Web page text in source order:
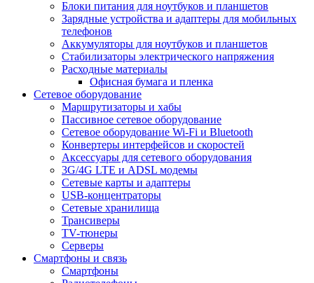
Блоки питания для ноутбуков и планшетов
Зарядные устройства и адаптеры для мобильных
телефонов
Аккумуляторы для ноутбуков и планшетов
Стабилизаторы электрического напряжения
Расходные материалы
Офисная бумага и пленка
Сетевое оборудование
Маршрутизаторы и хабы
Пассивное сетевое оборудование
Сетевое оборудование Wi-Fi и Bluetooth
Конвертеры интерфейсов и скоростей
Аксессуары для сетевого оборудования
3G/4G LTE и ADSL модемы
Сетевые карты и адаптеры
USB-концентраторы
Сетевые хранилища
Трансиверы
TV-тюнеры
Серверы
Смартфоны и связь
Смартфоны